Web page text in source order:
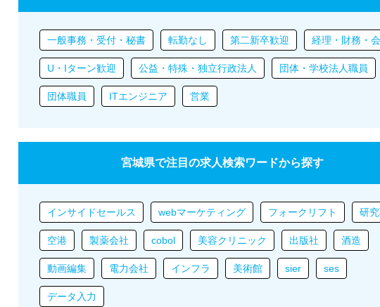
一般事務・受付・秘書 転勤なし 第二新卒歓迎 経理・財務・
U・Iターン歓迎 公益・特殊・独立行政法人 団体・学校法人職員
団体職員 ITエンジニア 営業
宮城県で注目の求人検索ワードから探す
インサイドセールス webマーケティング フォークリフト 研
空港 製薬会社 cobol 美容クリニック 出版社 酒造
動画編集 電力会社 インフラ 美術館 sier ses
データ入力